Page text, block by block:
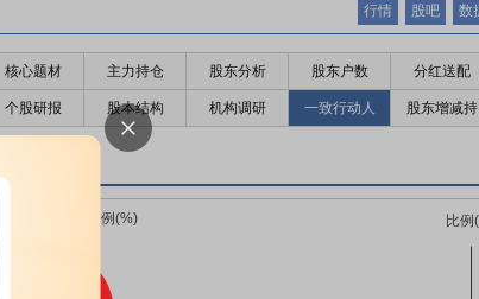
行情 股吧 数
核心题材 主力持仓 股东分析 股东户数 分红送配
个股研报 股本结构 机构调研 一致行动人 股东增减持